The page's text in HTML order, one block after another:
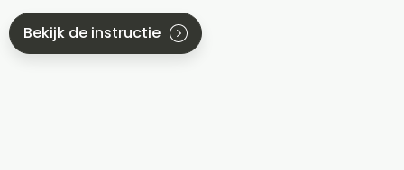
Bekijk de instructie